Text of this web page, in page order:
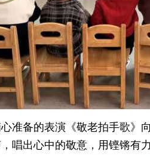
准备的表演《敬老拍手歌》
唱出心中的敬意，用铿锵有